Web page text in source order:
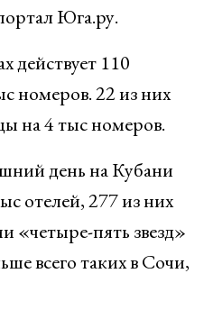
Юга.ру.
действует 110
номеров. 22 из них
на 4 тыс номеров.
день на Кубани
отелей, 277 из них
«четыре-пять звезд»
всего таких в Сочи,